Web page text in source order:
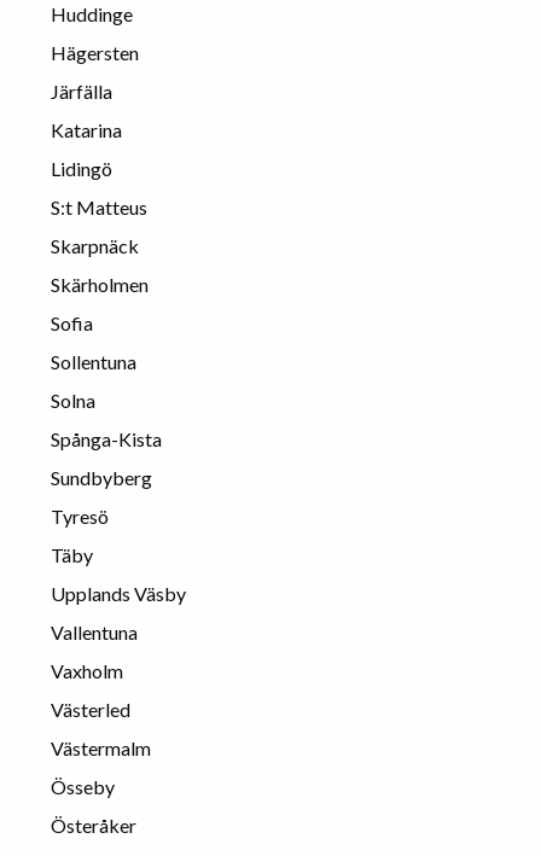
Huddinge
Hägersten
Järfälla
Katarina
Lidingö
S:t Matteus
Skarpnäck
Skärholmen
Sofia
Sollentuna
Solna
Spånga-Kista
Sundbyberg
Tyresö
Täby
Upplands Väsby
Vallentuna
Vaxholm
Västerled
Västermalm
Össeby
Österåker